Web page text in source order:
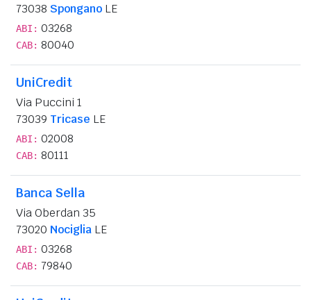
73038 Spongano LE
ABI: 03268
CAB: 80040
UniCredit
Via Puccini 1
73039 Tricase LE
ABI: 02008
CAB: 80111
Banca Sella
Via Oberdan 35
73020 Nociglia LE
ABI: 03268
CAB: 79840